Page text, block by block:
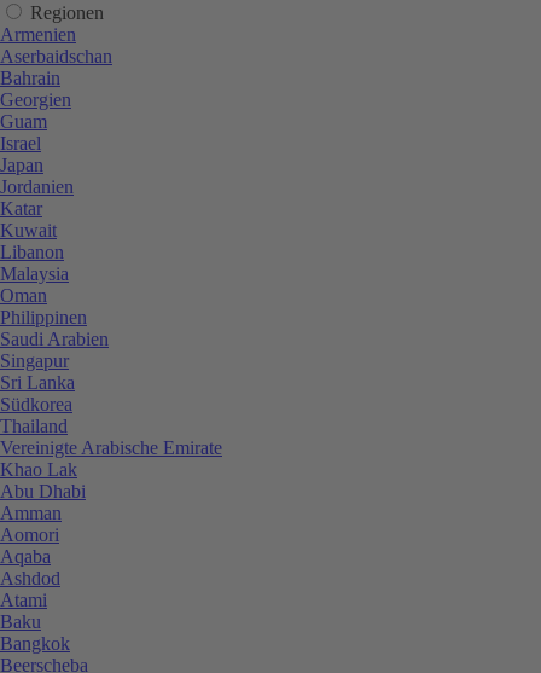
Regionen
Armenien
Aserbaidschan
Bahrain
Georgien
Guam
Israel
Japan
Jordanien
Katar
Kuwait
Libanon
Malaysia
Oman
Philippinen
Saudi Arabien
Singapur
Sri Lanka
Südkorea
Thailand
Vereinigte Arabische Emirate
Khao Lak
Abu Dhabi
Amman
Aomori
Aqaba
Ashdod
Atami
Baku
Bangkok
Beerscheba